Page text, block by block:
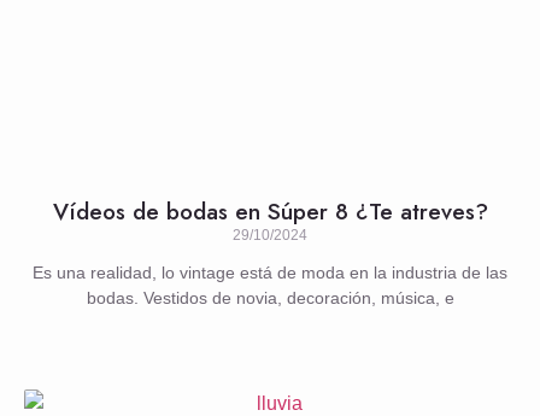
Vídeos de bodas en Súper 8 ¿Te atreves?
29/10/2024
Es una realidad, lo vintage está de moda en la industria de las
bodas. Vestidos de novia, decoración, música, e